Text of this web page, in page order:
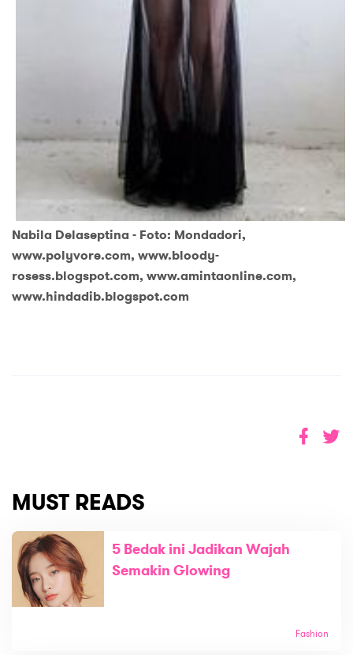
Nabila Delaseptina - Foto: Mondadori,
www.polyvore.com, www.bloody-
rosess.blogspot.com, www.amintaonline.com,
www.hindadib.blogspot.com
MUST READS
5 Bedak ini Jadikan Wajah
Semakin Glowing
Fashion